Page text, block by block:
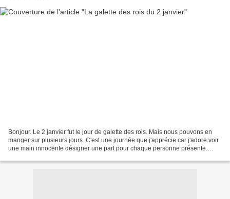
Bonjour. Le 2 janvier fut le jour de galette des rois. Mais nous pouvons en
manger sur plusieurs jours. C'est une journée que j'apprécie car j'adore voir
une main innocente désigner une part pour chaque personne présente.